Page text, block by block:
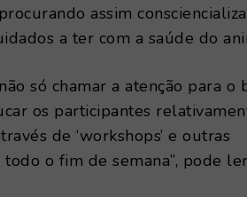
assim
a ter com a saúde do
só chamar a atenção para o
os participantes
de ‘workshops’ e outras
o fim de semana”, pode